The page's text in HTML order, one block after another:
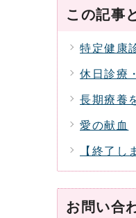
この記事
特定健康
休日診療
長期療養
愛の献血
【終了
お問い合